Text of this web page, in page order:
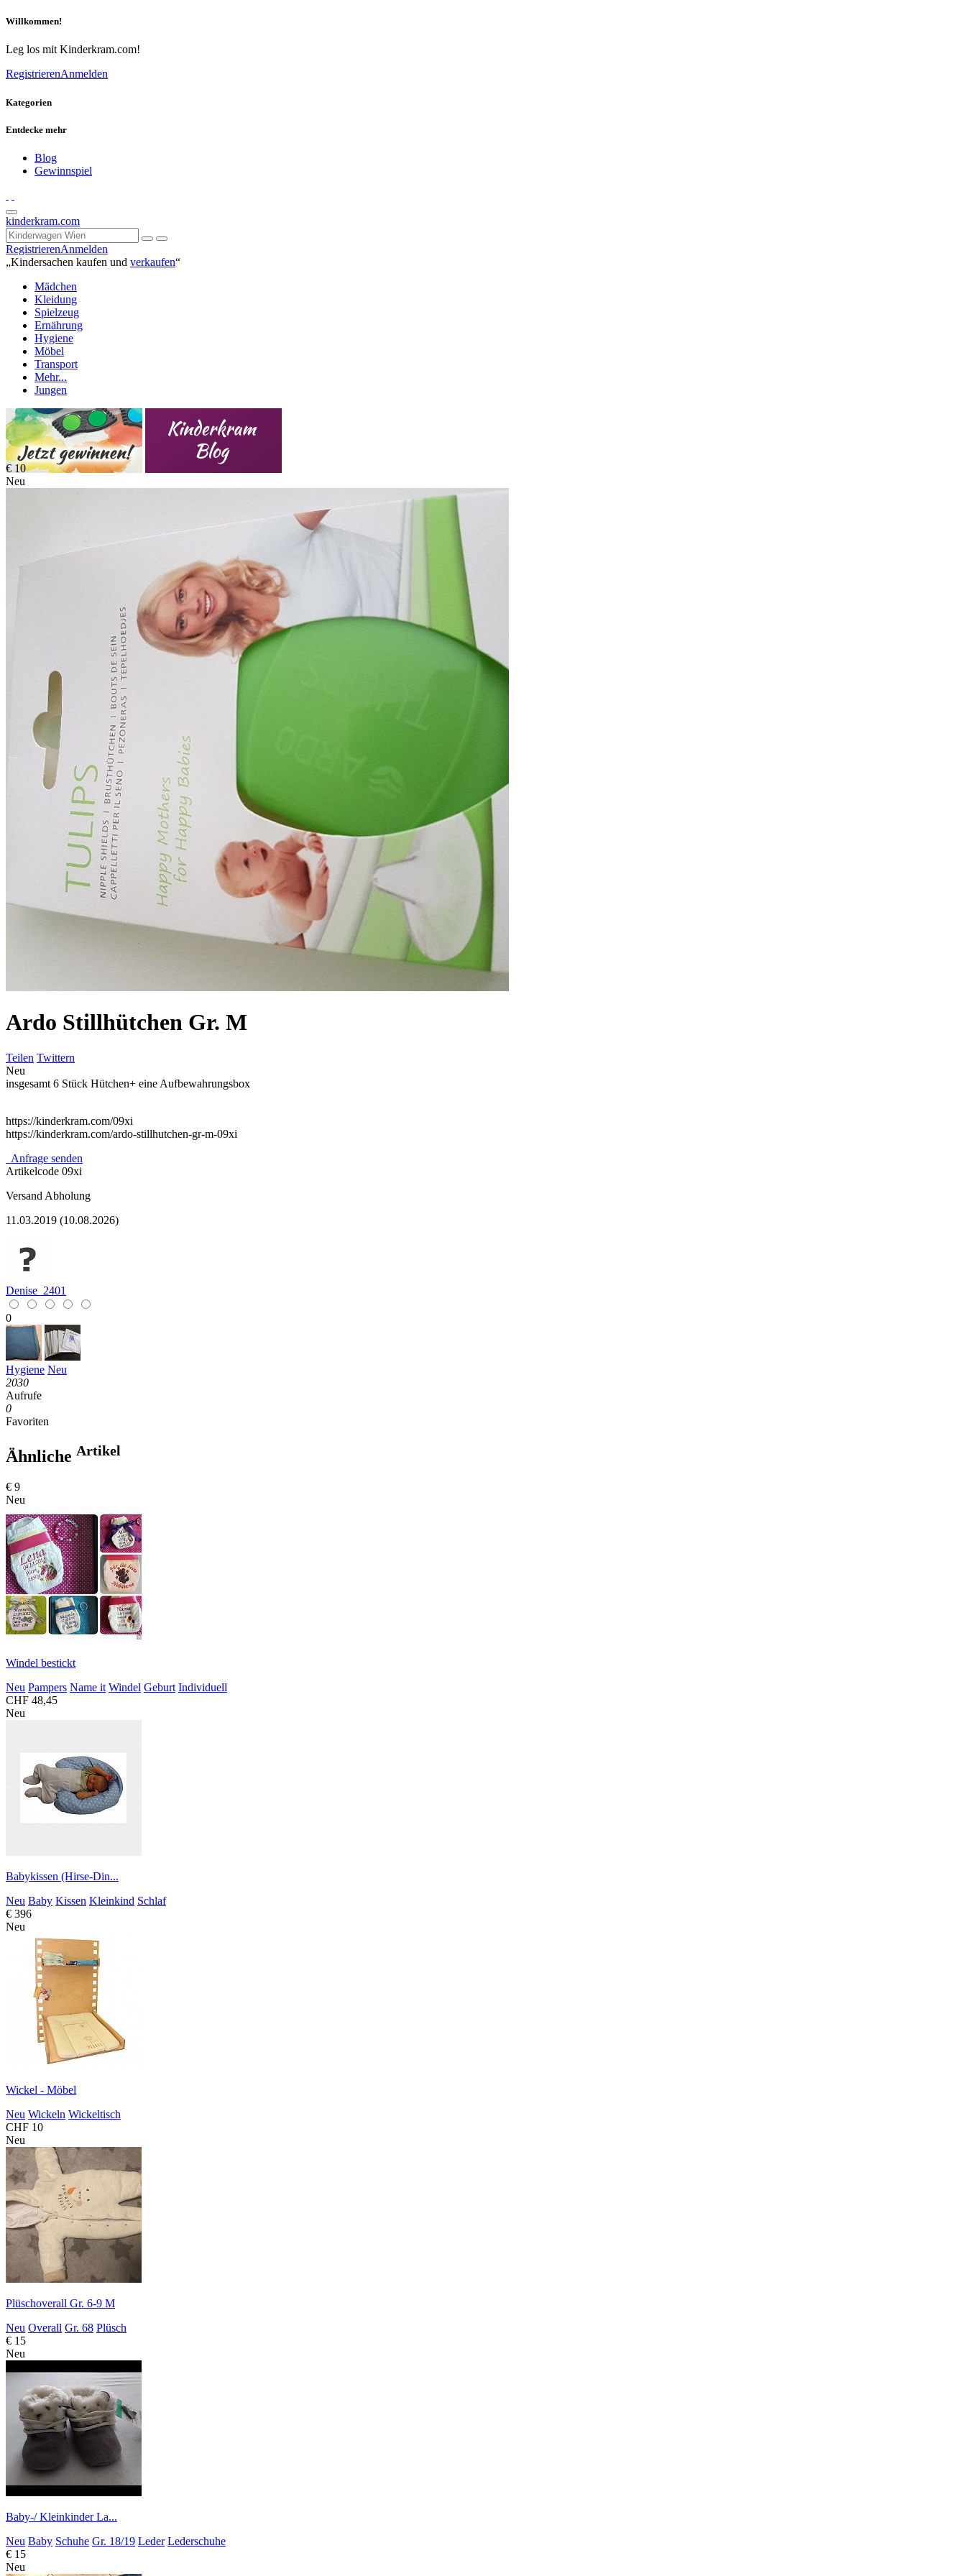
Willkommen!
Leg los mit Kinderkram.com!
RegistrierenAnmelden
Kategorien
Entdecke mehr
Blog
Gewinnspiel
kinderkram.com
RegistrierenAnmelden
„Kindersachen kaufen und verkaufen“
Mädchen
Kleidung
Spielzeug
Ernährung
Hygiene
Möbel
Transport
Mehr...
Jungen
€ 10
Neu
Ardo Stillhütchen Gr. M
Teilen Twittern
Neu
insgesamt 6 Stück Hütchen+ eine Aufbewahrungsbox
https://kinderkram.com/09xi
https://kinderkram.com/ardo-stillhutchen-gr-m-09xi
Anfrage senden
Artikelcode 09xi
Versand Abholung
11.03.2019 (10.08.2026)
Denise_2401
0
Hygiene Neu
2030
Aufrufe
0
Favoriten
Ähnliche Artikel
€ 9
Neu
Windel bestickt
Neu Pampers Name it Windel Geburt Individuell
CHF 48,45
Neu
Babykissen (Hirse-Din...
Neu Baby Kissen Kleinkind Schlaf
€ 396
Neu
Wickel - Möbel
Neu Wickeln Wickeltisch
CHF 10
Neu
Plüschoverall Gr. 6-9 M
Neu Overall Gr. 68 Plüsch
€ 15
Neu
Baby-/ Kleinkinder La...
Neu Baby Schuhe Gr. 18/19 Leder Lederschuhe
€ 15
Neu